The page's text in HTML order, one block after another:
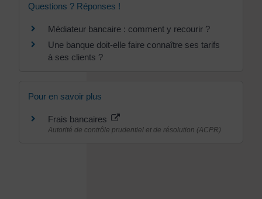
Questions ? Réponses !
Médiateur bancaire : comment y recourir ?
Une banque doit-elle faire connaître ses tarifs
à ses clients ?
Pour en savoir plus
Frais bancaires
Autorité de contrôle prudentiel et de résolution (ACPR)